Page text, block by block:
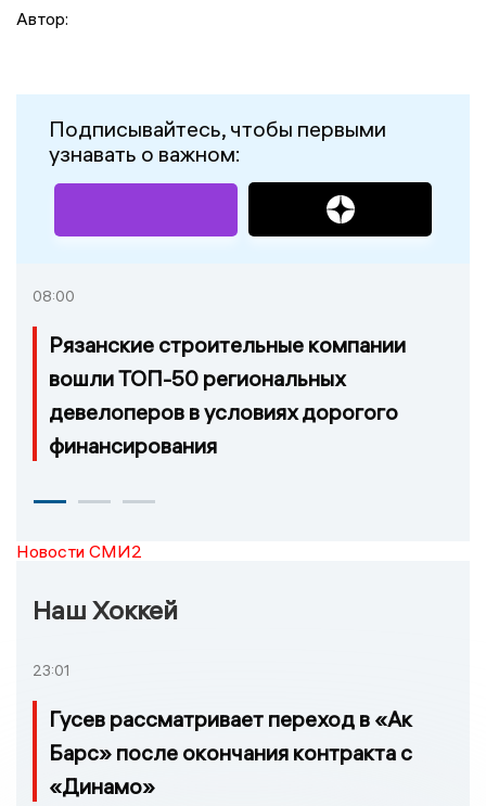
Автор:
Подписывайтесь, чтобы первыми
узнавать о важном:
08:00
Рязанские строительные компании
вошли ТОП-50 региональных
девелоперов в условиях дорогого
финансирования
Новости СМИ2
Наш Хоккей
23:01
Гусев рассматривает переход в «Ак
Барс» после окончания контракта с
«Динамо»